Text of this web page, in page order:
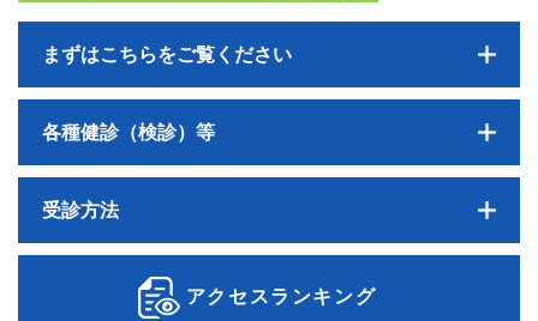
まずはこちらをご覧ください
各種健診（検診）等
受診方法
アクセスランキング